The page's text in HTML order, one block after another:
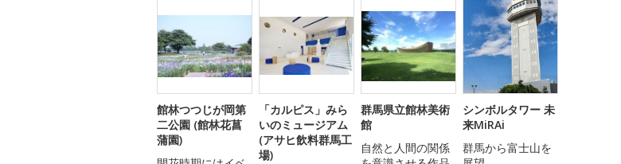
館林つつじが岡第
二公園 (館林花菖
蒲園)
「カルピス」みら
いのミュージアム
(アサヒ飲料群馬工
場)
群馬県立館林美術
館
自然と人間の関係
シンボルタワー 未
来MiRAi
群馬から富士山を